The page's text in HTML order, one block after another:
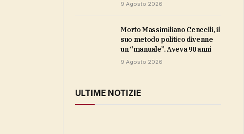
9 Agosto 2026
Morto Massimiliano Cencelli, il
suo metodo politico divenne
un “manuale”. Aveva 90 anni
9 Agosto 2026
ULTIME NOTIZIE